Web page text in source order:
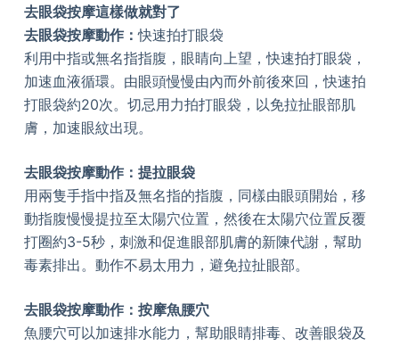
去眼袋按摩這樣做就對了
去眼袋按摩動作：快速拍打眼袋
利用中指或無名指指腹，眼睛向上望，快速拍打眼袋，
加速血液循環。由眼頭慢慢由內而外前後來回，快速拍
打眼袋約20次。切忌用力拍打眼袋，以免拉扯眼部肌
膚，加速眼紋出現。
去眼袋按摩動作：提拉眼袋
用兩隻手指中指及無名指的指腹，同樣由眼頭開始，移
動指腹慢慢提拉至太陽穴位置，然後在太陽穴位置反覆
打圈約3-5秒，刺激和促進眼部肌膚的新陳代謝，幫助
毒素排出。動作不易太用力，避免拉扯眼部。
去眼袋按摩動作：按摩魚腰穴
魚腰穴可以加速排水能力，幫助眼睛排毒、改善眼袋及